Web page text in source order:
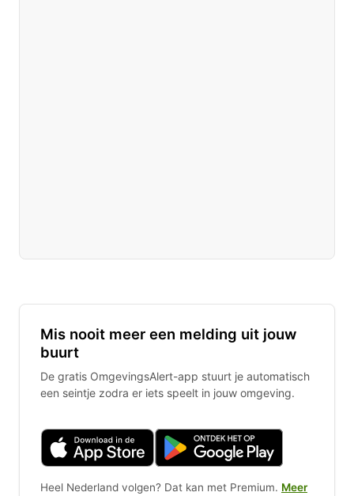
Mis nooit meer een melding uit jouw
buurt
De gratis OmgevingsAlert-app stuurt je automatisch
een seintje zodra er iets speelt in jouw omgeving.
Heel Nederland volgen? Dat kan met Premium. Meer